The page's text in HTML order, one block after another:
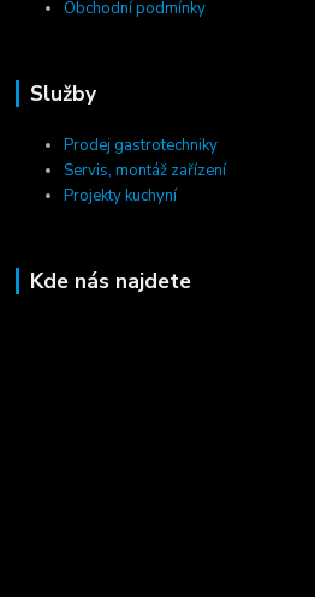
Obchodní podmínky
Služby
Prodej gastrotechniky
Servis, montáž zařízení
Projekty kuchyní
Kde nás najdete